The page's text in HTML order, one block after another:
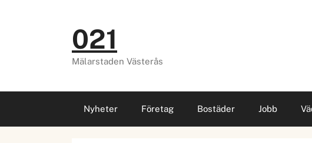
021
Mälarstaden Västerås
Nyheter Företag Bostäder Jobb